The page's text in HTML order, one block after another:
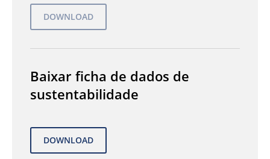
Baixar ficha de dados de
sustentabilidade